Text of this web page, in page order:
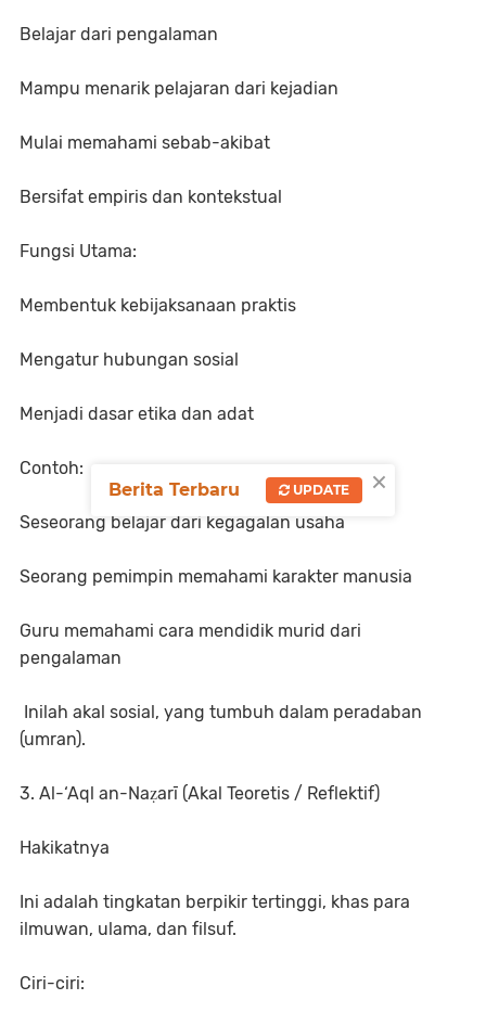
Belajar dari pengalaman
Mampu menarik pelajaran dari kejadian
Mulai memahami sebab-akibat
Bersifat empiris dan kontekstual
Fungsi Utama:
Membentuk kebijaksanaan praktis
Mengatur hubungan sosial
Menjadi dasar etika dan adat
Contoh:
Seseorang belajar dari kegagalan usaha
Seorang pemimpin memahami karakter manusia
Guru memahami cara mendidik murid dari
pengalaman
Inilah akal sosial, yang tumbuh dalam peradaban
(umran).
3. Al-‘Aql an-Naẓarī (Akal Teoretis / Reflektif)
Hakikatnya
Ini adalah tingkatan berpikir tertinggi, khas para
ilmuwan, ulama, dan filsuf.
Ciri-ciri:
×
Berita Terbaru UPDATE